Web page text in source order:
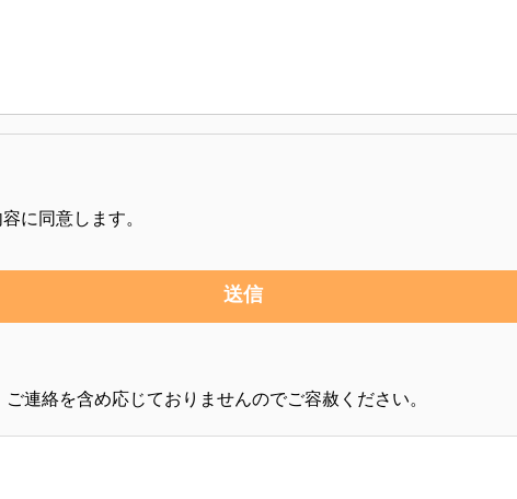
に同意します。
連絡を含め応じておりませんのでご容赦ください。